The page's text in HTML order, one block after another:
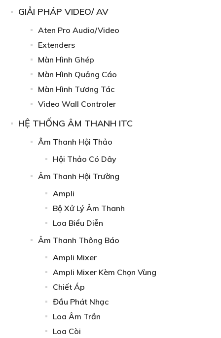
GIẢI PHÁP VIDEO/ AV
Aten Pro Audio/Video
Extenders
Màn Hình Ghép
Màn Hình Quảng Cáo
Màn Hình Tương Tác
Video Wall Controler
HỆ THỐNG ÂM THANH ITC
Âm Thanh Hội Thảo
Hội Thảo Có Dây
Âm Thanh Hội Trường
Ampli
Bộ Xử Lý Âm Thanh
Loa Biểu Diễn
Âm Thanh Thông Báo
Ampli Mixer
Ampli Mixer Kèm Chọn Vùng
Chiết Áp
Đầu Phát Nhạc
Loa Âm Trần
Loa Còi